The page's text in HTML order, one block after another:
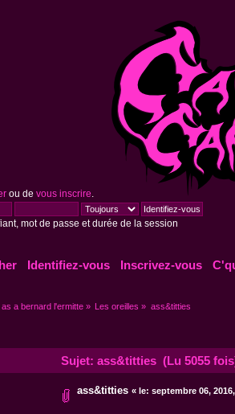
ou de vous inscrire
mot de passe et durée de la session
Identifiez-vous Inscrivez-vous
as a bernard l'ermitte» Les oreilles » ass&titties
Sujet: ass&titties (Lu 5055
ass&titties «le: septembre 06,